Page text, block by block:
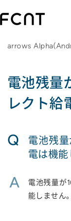
arrows
電池残量
レクト給
Q
電池残
電は機
A
電池残量が
能しません